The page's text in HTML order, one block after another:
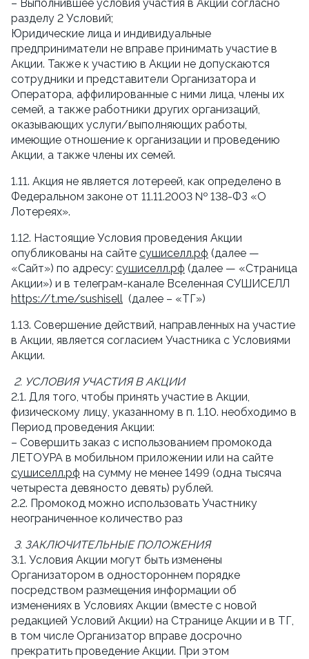
– Выполнившее условия участия в Акции согласно
разделу 2 Условий;
Юридические лица и индивидуальные
предприниматели не вправе принимать участие в
Акции. Также к участию в Акции не допускаются
сотрудники и представители Организатора и
Оператора, аффилированные с ними лица, члены их
семей, а также работники других организаций,
оказывающих услуги/выполняющих работы,
имеющие отношение к организации и проведению
Акции, а также члены их семей.
1.11. Акция не является лотереей, как определено в
Федеральном законе от 11.11.2003 № 138-ФЗ «О
Лотереях».
1.12. Настоящие Условия проведения Акции
опубликованы на сайте сушиселл.рф (далее —
«Сайт») по адресу: сушиселл.рф (далее — «Страница
https://t.me/sushisell (далее – «ТГ»)
1.13. Совершение действий, направленных на участие
в Акции, является согласием Участника с Условиями
Акции.
2. УСЛОВИЯ УЧАСТИЯ В АКЦИИ
2.1. Для того, чтобы принять участие в Акции,
физическому лицу, указанному в п. 1.10. необходимо в
Период проведения Акции:
– Совершить заказ с использованием промокода
сушиселл.рф на сумму не менее 1499 (одна тысяча
четыреста девяносто девять) рублей.
2.2. Промокод можно использовать Участнику
неограниченное количество раз
3. ЗАКЛЮЧИТЕЛЬНЫЕ ПОЛОЖЕНИЯ
3.1. Условия Акции могут быть изменены
Организатором в одностороннем порядке
посредством размещения информации об
изменениях в Условиях Акции (вместе с новой
редакцией Условий Акции) на Странице Акции и в ТГ,
в том числе Организатор вправе досрочно
прекратить проведение Акции. При этом